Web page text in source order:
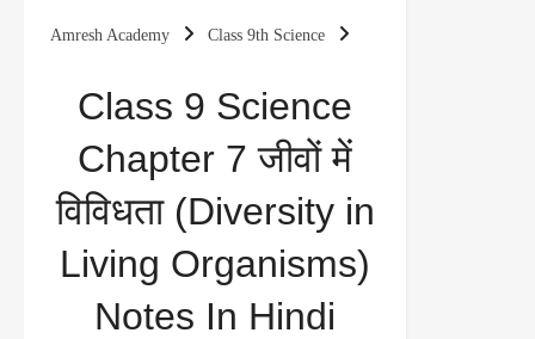
Amresh Academy Class 9th Science
in Living Organisms) Notes In Hindi
Class 9 Science
Chapter 7 जीवों में
विविधता (Diversity in
Living Organisms)
Notes In Hindi